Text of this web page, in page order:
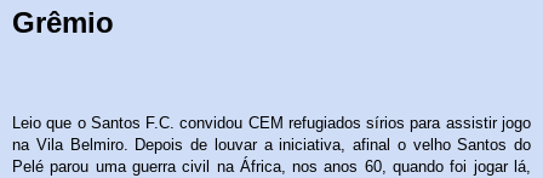
Grêmio
Leio que o Santos F.C. convidou CEM refugiados sírios para assistir jogo
na Vila Belmiro. Depois de louvar a iniciativa, afinal o velho Santos do
Pelé parou uma guerra civil na África, nos anos 60, quando foi jogar lá,